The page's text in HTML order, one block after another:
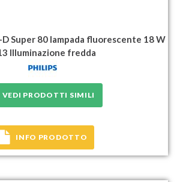
D Super 80 lampada fluorescente 18 W
Illuminazione fredda
VEDI PRODOTTI SIMILI
INFO PRODOTTO